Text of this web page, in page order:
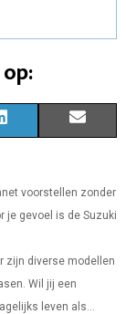
A
R
O
N
K
D
R
I
voorstellen zonder
je gevoel is de Suzuki
zijn diverse modellen
Wil jij een
leven als...